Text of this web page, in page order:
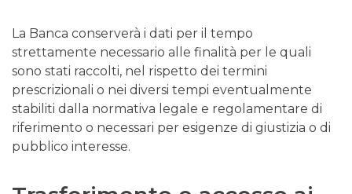
La Banca conserverà i dati per il tempo
strettamente necessario alle finalità per le quali
sono stati raccolti, nel rispetto dei termini
prescrizionali o nei diversi tempi eventualmente
stabiliti dalla normativa legale e regolamentare di
riferimento o necessari per esigenze di giustizia o di
pubblico interesse.